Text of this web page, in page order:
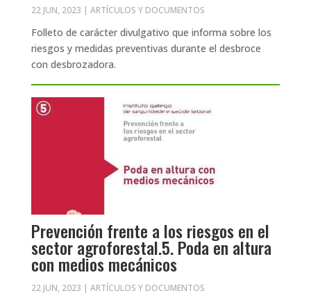
22 JUN, 2023 | ARTÍCULOS Y DOCUMENTOS
Folleto de carácter divulgativo que informa sobre los
riesgos y medidas preventivas durante el desbroce
con desbrozadora.
Prevención frente a los riesgos en el
sector agroforestal.5. Poda en altura
con medios mecánicos
22 JUN, 2023 | ARTÍCULOS Y DOCUMENTOS